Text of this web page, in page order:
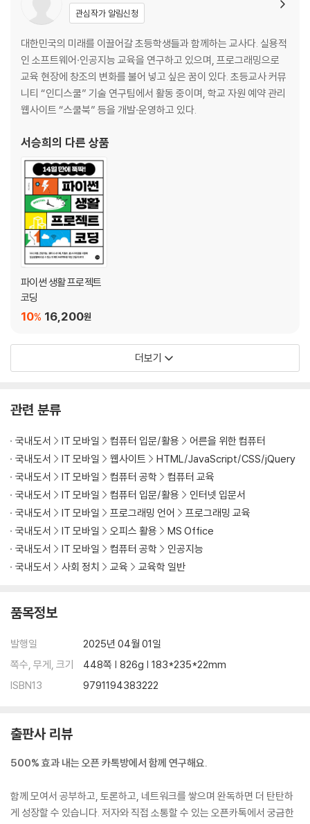
_[바로 실습 20] 파이썬 설치하기
_[바로 실습 21] 비주얼 스튜디오 코드
_[with AI] 커서 AI 활용하기
Chapter 09 파이썬 한글 자동화 기본 익히기
_파이썬 한글 자동화 시작하기
_[바로 실습 22] 한글 기본 기능 자동화하기
_[with AI] 매크로 스크립트 코드를 파이썬 코드로 바꿔봅시다
Chapter 10 파이썬 한글 자동화로 문서 관리하기
_[바로 실습 24] 한글 파일 엑셀로 한 번에 취합하기
_[바로 실습 25] 클릭 한 번으로 개인 정보 가리기
_[with AI] 코드별 설명이 필요할 때 이렇게 해보세요
Chapter 11 한글 자동화로 가정통신문 편집하기
_[바로 실습 27] 문서의 날짜 옆에 요일 일괄 넣기
Chapter 12 한글 자동화로 시험지 편집하기
_[바로 실습 29] 다른 서체만 찾아내기
_[바로 실습 30] 오지선다 만들기
Chapter 13 업무포털 자동화 미리보기
_파이썬으로 만드는 업무포털 자동화
_업무포털 자동화 프로그램 미리 보기
Chapter 14 업무포털 사용자 인터페이스 만들기
_[바로 실습 31] 인터페이스 디자인 구현하기
_[with AI] 인터페이스를 수정해볼까요?
_웹 페이지 요소를 다루는 라이브러리, 셀레니움
_[바로 실습 32] 인터페이스 디자인 구현하기
_[바로 실습 33] 업무포털 접속 자동화 실행하기
Chapter 16 나이스 메뉴 이동 자동화하기
_[바로 실습 36] 나이스 메뉴 이동 자동화 실행하기
Chapter 17 나이스 복사-붙여넣기 자동화하기
_엑셀 데이터를 다루는 라이브러리, 판다스
_[바로 실습 37] 나이스 복사-붙여넣기 자동화 구현하기
관심작가 알림신청
대한민국의 미래를 이끌어갈 초등학생들과 함께하는 교사다. 실용적
인 소프트웨어·인공지능 교육을 연구하고 있으며, 프로그래밍으로
교육 현장에 창조의 변화를 불어 넣고 싶은 꿈이 있다. 초등교사 커뮤
니티 “인디스쿨” 기술 연구팀에서 활동 중이며, 학교 자원 예약 관리
웹사이트 “스쿨북” 등을 개발·운영하고 있다.
서승희의 다른 상품
파이썬 생활 프로젝트
코딩
16,200원
10%
더보기
관련 분류
국내도서 IT 모바일 컴퓨터 입문/활용
어른을 위한 컴퓨터
국내도서
IT 모바일 웹사이트
HTML/JavaScript/CSS/jQuery
국내도서
IT 모바일 컴퓨터 공학
컴퓨터 교육
국내도서
IT 모바일 컴퓨터 입문/활용
인터넷 입문서
국내도서
IT 모바일 프로그래밍 언어
프로그래밍 교육
국내도서
IT 모바일 오피스 활용
MS Office
국내도서
IT 모바일 컴퓨터 공학
인공지능
국내도서
사회 정치 교육 교육학 일반
품목정보
발행일
2025년 04월 01일
쪽수, 무게, 크기
448쪽 | 826g | 183*235*22mm
ISBN13
9791194383222
출판사 리뷰
500% 효과 내는 오픈 카톡방에서 함께 연구해요.
함께 모여서 공부하고, 토론하고, 네트워크를 쌓으며 완독하면 더 탄탄하
게 성장할 수 있습니다. 저자와 직접 소통할 수 있는 오픈카톡에서 궁금한